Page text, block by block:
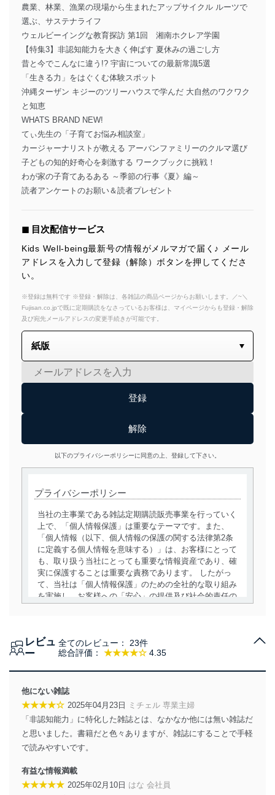
農業、林業、漁業の現場から生まれたアップサイクル ルーツで
選ぶ、サステナライフ
ウェルビーイングな教育探訪 第1回 湘南ホクレア学園
【特集3】非認知能力を大きく伸ばす 夏休みの過ごし方
昔と今でこんなに違う!? 宇宙についての最新常識5選
「生きる力」をはぐくむ体験スポット
沖縄ターザン キジーのツリーハウスで学んだ 大自然のワクワク
と知恵
WHATS BRAND NEW!
てぃ先生の「子育てお悩み相談室」
カージャーナリストが教える アーバンファミリーのクルマ選び
子どもの知的好奇心を刺激する ワークブックに挑戦！
わが家の子育てあるある ～季節の行事《夏》編～
読者アンケートのお願い＆読者プレゼント
◼︎ 目次配信サービス
Kids Well-being最新号の情報がメルマガで届く♪ メール
アドレスを入力して登録（解除）ボタンを押してくださ
い。
※登録は無料です ※登録・解除は、各雑誌の商品ページからお願いします。／~＼
Fujisan.co.jpで既に定期購読をなさっているお客様は、マイページからも登録・解除
及び宛先メールアドレスの変更手続きが可能です。
以下のプライバシーポリシーに同意の上、登録して下さい。
プライバシーポリシー
当社の主事業である雑誌定期購読販売事業を行っていく
上で、「個人情報保護」は重要なテーマです。また、
「個人情報（以下、個人情報の保護の関する法律第2条
に定義する個人情報を意味する）」は、お客様にとって
も、取り扱う当社にとっても重要な情報資産であり、確
実に保護することは重要な責務であります。 したがっ
て、当社は「個人情報保護」のための全社的な取り組み
を実施し、お客様への「安心」の提供及び社会的責任の
当社は、個人情報の取得・利用・提供に際して、その利
得・利用・提供を行います。また、当社が保有している
個人情報は、同意を得ずに目的外利用、第三者への提
供・開示は行いません。当社においてはこれらの取り組
みを確実にするため、従業者等の教育を徹底してまいり
ます。また、目的外利用を行わないために、適切な管理
措置を講じます。
法令遵守
当社は、個人情報に関連する法令、国が定める指針及び
レビュ
ー
総合評価： ★★★★☆ 4.35
全てのレビュー： 23件
他にない雑誌
★★★★☆ 2025年04月23日
ミチェル 専業主婦
「非認知能力」に特化した雑誌とは、なかなか他には無い雑誌だ
と思いました。書籍だと色々ありますが、雑誌にすることで手軽
で読みやすいです。
有益な情報満載
★★★★★ 2025年02月10日 はな 会社員